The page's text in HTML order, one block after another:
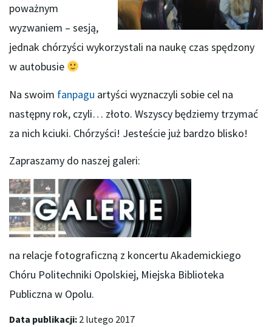
poważnym
wyzwaniem – sesją,
jednak chórzyści wykorzystali na naukę czas spędzony
w autobusie
Na swoim fanpagu artyści wyznaczyli sobie cel na
następny rok, czyli… złoto. Wszyscy będziemy trzymać
za nich kciuki. Chórzyści! Jesteście już bardzo blisko!
Zapraszamy do naszej galeri:
na relacje fotograficzną z koncertu Akademickiego
Chóru Politechniki Opolskiej, Miejska Biblioteka
Publiczna w Opolu.
Data publikacji: 2 lutego 2017